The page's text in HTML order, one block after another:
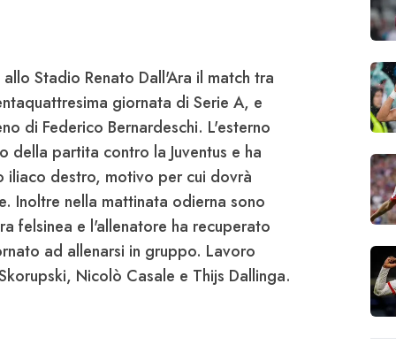
Stadio Renato Dall'Ara il match tra
giornata di Serie A, e
di Federico Bernardeschi. L'esterno
della partita contro laJuventus e ha
iliaco destro, motivo per cui dovrà
Inoltre nella mattinata odierna sono
felsinea e l'allenatore ha recuperato
ad allenarsi in gruppo. Lavoro
, Nicolò Casale e Thijs Dallinga.